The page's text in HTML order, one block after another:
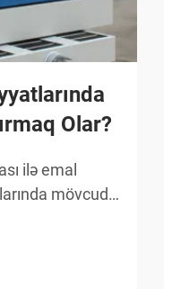
Olar?
ilə emal
mövcud
EDM